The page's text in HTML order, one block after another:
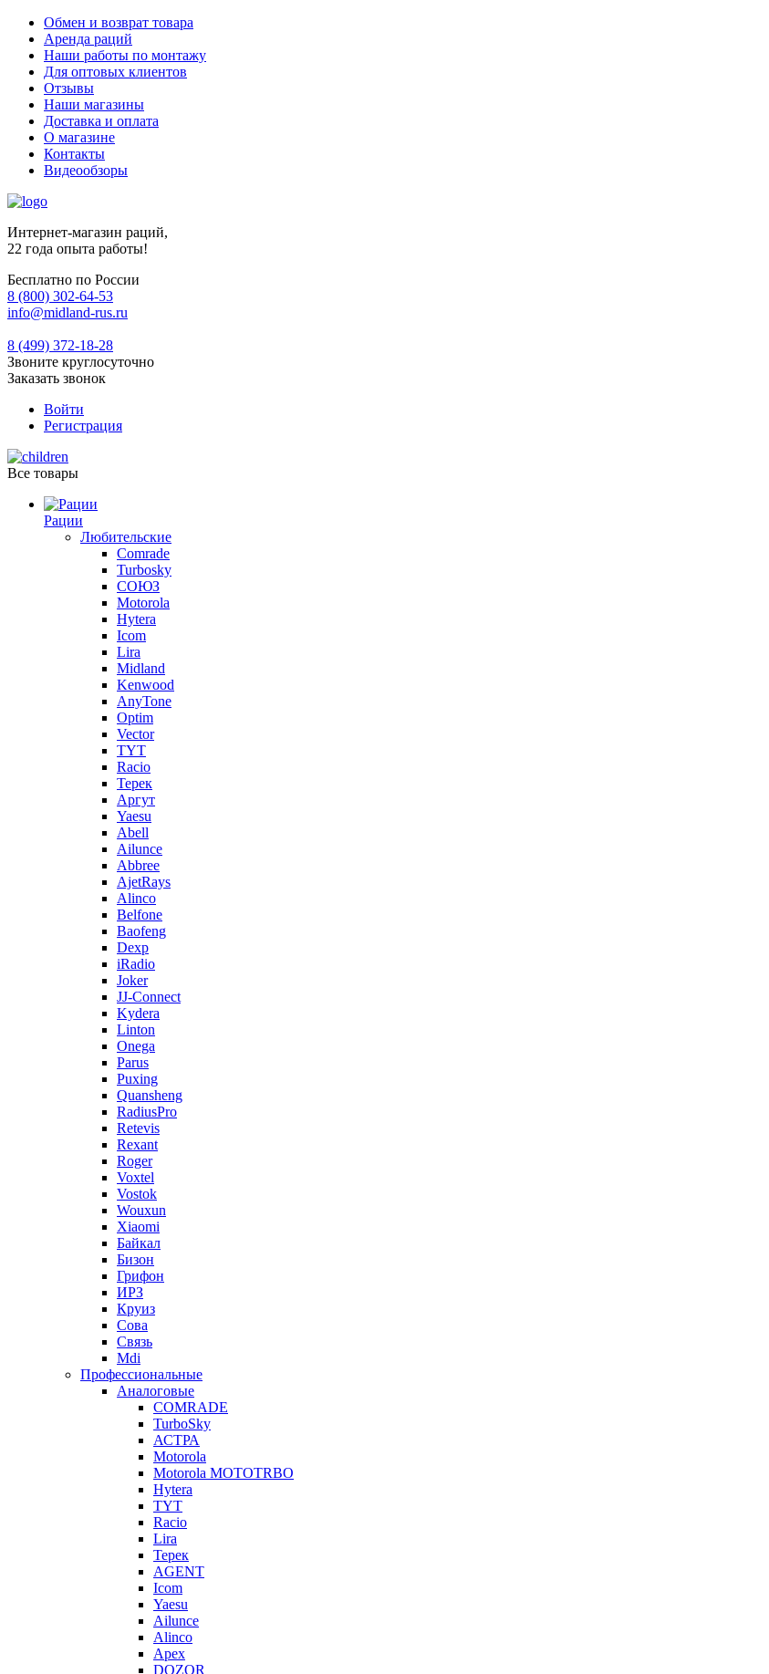
Обмен и возврат товара
Аренда раций
Наши работы по монтажу
Для оптовых клиентов
Отзывы
Наши магазины
Доставка и оплата
О магазине
Контакты
Видеообзоры
Интернет-магазин раций,
22 года опыта работы!
Бесплатно по России
8 (800) 302-64-53
info@midland-rus.ru
8 (499) 372-18-28
Звоните круглосуточно
Заказать звонок
Войти
Регистрация
Все товары
Рации
Любительские
Comrade
Turbosky
СОЮЗ
Motorola
Hytera
Icom
Lira
Midland
Kenwood
AnyTone
Optim
Vector
TYT
Racio
Терек
Аргут
Yaesu
Abell
Ailunce
Abbree
AjetRays
Alinco
Belfone
Baofeng
Dexp
iRadio
Joker
JJ-Connect
Kydera
Linton
Onega
Parus
Puxing
Quansheng
RadiusPro
Retevis
Rexant
Roger
Voxtel
Vostok
Wouxun
Xiaomi
Байкал
Бизон
Грифон
ИРЗ
Круиз
Сова
Связь
Mdi
Профессиональные
Аналоговые
COMRADE
TurboSky
АСТРА
Motorola
Motorola MOTOTRBO
Hytera
TYT
Racio
Lira
Терек
AGENT
Icom
Yaesu
Ailunce
Alinco
Apex
DOZOR